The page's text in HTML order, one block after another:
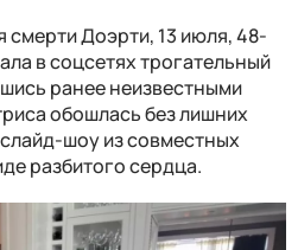
смерти Доэрти, 13 июля, 48-
в соцсетях трогательный
ранее неизвестными
обошлась без лишних
шоу из совместных
разбитого сердца.